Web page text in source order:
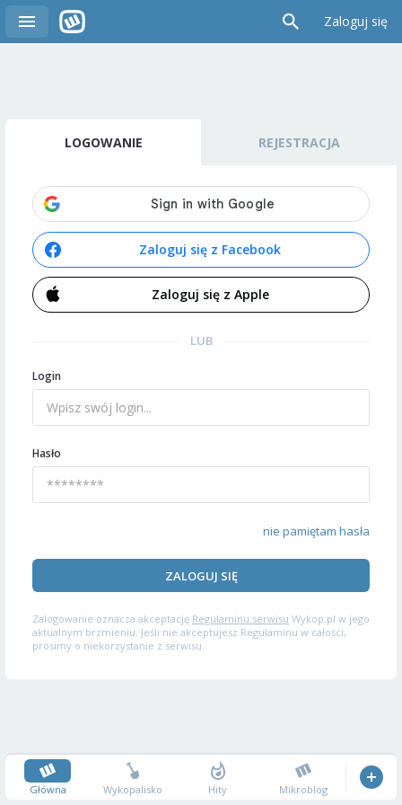
Zaloguj się
LOGOWANIE REJESTRACJA
Zaloguj się z Facebook
Zaloguj się z Apple
LUB
Login
Hasło
nie pamiętam hasła
ZALOGUJ SIĘ
Zalogowanie oznacza akceptację Regulaminu serwisu Wykop.pl w jego
aktualnym brzmieniu. Jeśli nie akceptujesz Regulaminu w całości,
prosimy o niekorzystanie z serwisu.
Główna Wykopalisko Hity Mikroblog